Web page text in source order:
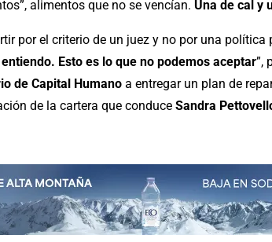
alimentos que no se vencían. Una de cal y
por el criterio de un juez y no por una política
Esto es lo que no podemos aceptar”,
de Capital Humano a entregar un plan de
de la cartera que conduce Sandra